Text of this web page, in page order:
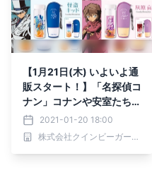
【1月21日(木) いよいよ通
販スタート！】「名探偵コ
ナン」コナンや安室たちを
イメージしたホームメイ
ド・ドリンクキット。お気
に入りのキャラと一緒にお
2021-01-20 18:00
株式会社クインビーガーデン